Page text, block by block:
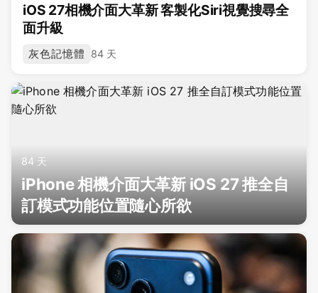
iOS 27相機介面大革新 客製化Siri視覺搜尋全
面升級
灰色記憶體 84 天
84 天
iPhone 相機介面大革新 iOS 27 推全自
訂模式功能位置隨心所欲